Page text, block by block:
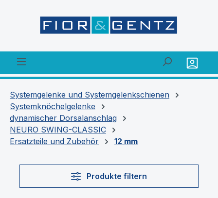
Systemgelenke und Systemgelenkschienen
Systemknöchelgelenke
dynamischer Dorsalanschlag
NEURO SWING-CLASSIC
Ersatzteile und Zubehör
12 mm
Produkte filtern